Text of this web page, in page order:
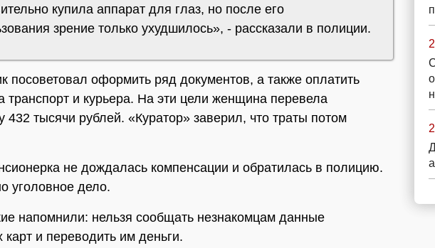
купила аппарат для глаз, но после его
зрение только ухудшилось», - рассказали в полиции.
посоветовал оформить ряд документов, а также оплатить
транспорт и курьера. На эти цели женщина перевела
432 тысячи рублей. «Куратор» заверил, что траты потом
не дождалась компенсации и обратилась в полицию.
уголовное дело.
напомнили: нельзя сообщать незнакомцам данные
карт и переводить им деньги.